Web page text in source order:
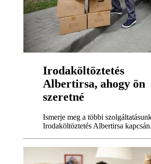
Irodaköltöztetés
Albertirsa, ahogy ön
szeretné
Ismerje meg a többi
Irodaköltöztetés Albertirsa kapcsán.